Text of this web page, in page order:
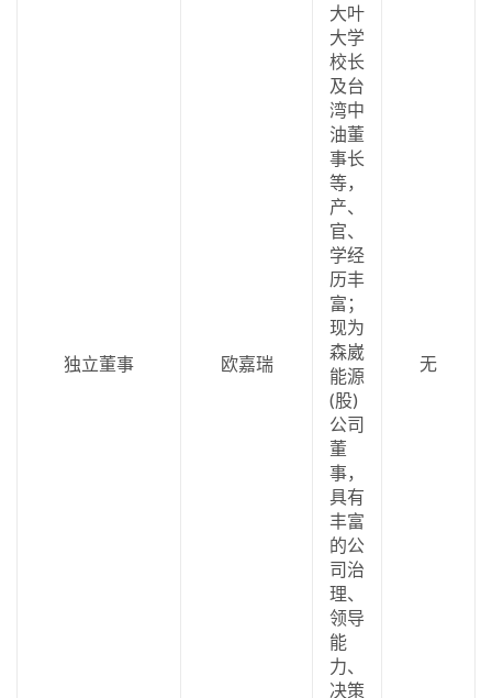
独立董事 欧嘉瑞
大叶
大学
校长
及台
湾中
油董
事长
等，
产、
官、
学经
历丰
富；
现为
森崴
能源
(股)
公司
董
事，
具有
丰富
的公
司治
理、
领导
能
力、
决策
无